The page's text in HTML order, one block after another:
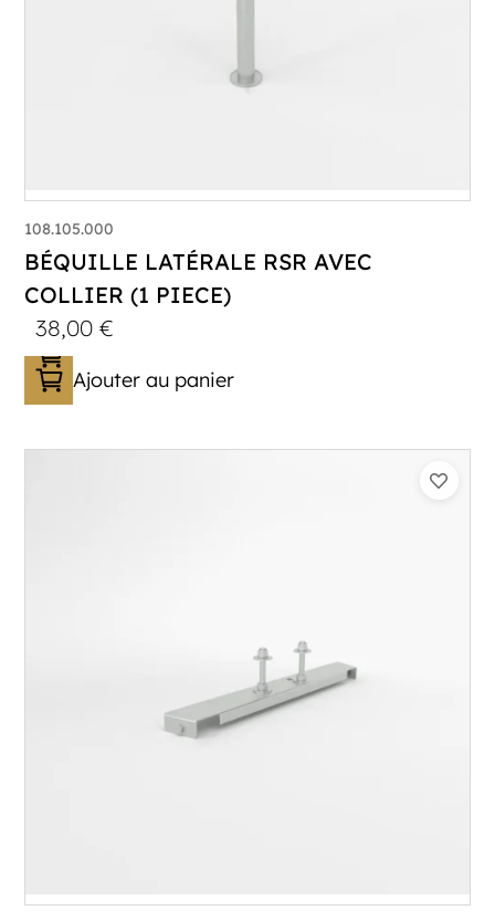
108.105.000
BÉQUILLE LATÉRALE RSR AVEC
COLLIER (1 PIECE)
38,00€
Ajouter au panier